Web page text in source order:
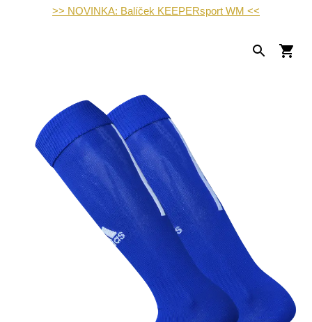
>> NOVINKA: Balíček KEEPERsport WM <<